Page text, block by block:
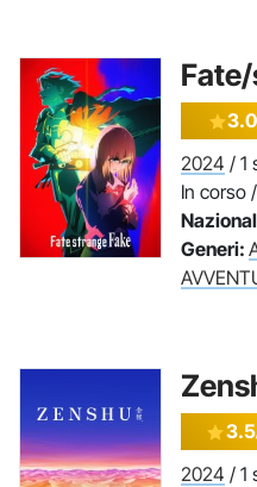
3.0
2024 / 1
In corso /
Generi:
3.5
2024 / 1